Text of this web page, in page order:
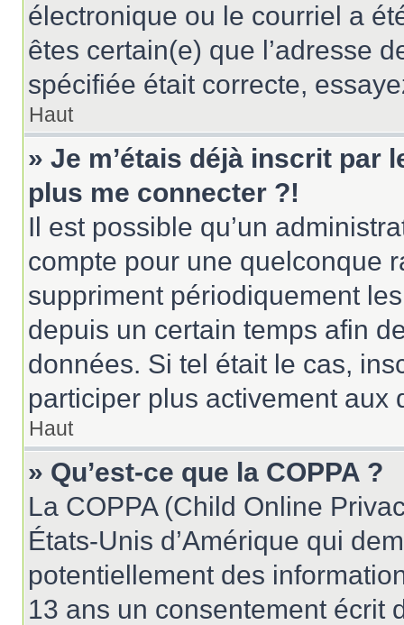
électronique ou le courriel a
êtes certain(e) que l’adresse
spécifiée était correcte,
Haut
» Je m’étais déjà inscrit par
plus me connecter ?!
Il est possible qu’un
compte pour une quelconque
suppriment périodiquement
depuis un certain temps afin
données. Si tel était le cas,
participer plus activement aux
Haut
» Qu’est-ce que la COPPA ?
La COPPA (Child Online
États-Unis d’Amérique qui
potentiellement des
13 ans un consentement écrit